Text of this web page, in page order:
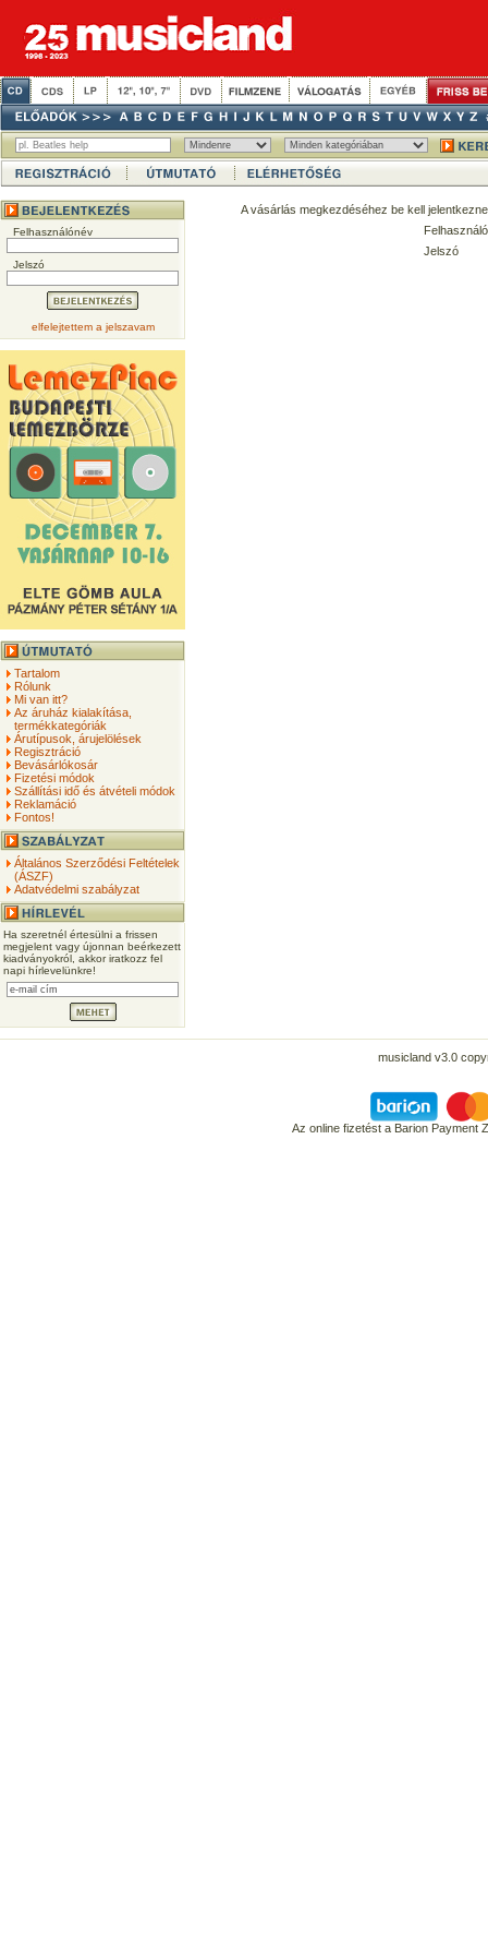
Felhasználónév
Jelszó
elfelejtettem a jelszavam
Tartalom
Rólunk
Mi van itt?
Az áruház kialakítása,
termékkategóriák
Árutípusok, árujelölések
Regisztráció
Bevásárlókosár
Fizetési módok
Szállítási idő és átvételi módok
Reklamáció
Fontos!
Általános Szerződési Feltételek
(ÁSZF)
Adatvédelmi szabályzat
Ha szeretnél értesülni a frissen
megjelent vagy újonnan beérkezett
kiadványokról, akkor iratkozz fel
napi hírlevelünkre!
A vásárlás megkezdéséhez be kell
Jelszó
musicland v3.0
Az online fizetést a Barion Payment